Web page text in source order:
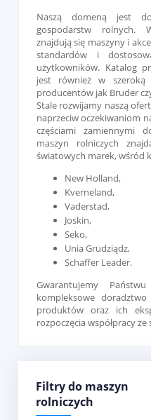
Naszą domeną jest
gospodarstw rolnych.
znajdują się maszyny i
standardów i
użytkowników. Katalog
jest również w szeroką
producentów jak Bruder
Stale rozwijamy naszą
naprzeciw oczekiwaniom
częściami zamiennymi
maszyn rolniczych
światowych marek, wśród
New Holland,
Kverneland,
Vaderstad,
Joskin,
Seko,
Unia Grudziądz,
Schaffer Leader.
Gwarantujemy
kompleksowe
produktów oraz ich
rozpoczęcia współpracy
Filtry do maszyn
rolniczych